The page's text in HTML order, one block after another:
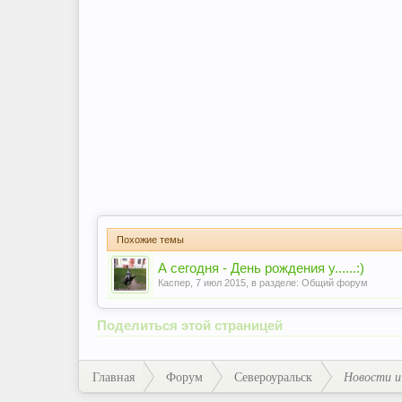
Похожие темы
А сегодня - День рождения у......:)
Каспер 7 июл 2015 , в разделе: Общий форум
Поделиться этой страницей
Главная Форум Североуральск Новости и